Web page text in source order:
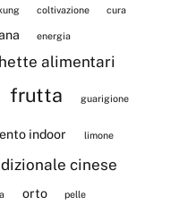
coltivazione cura
energia
alimentari
frutta guarigione
indoor limone
cinese
orto pelle